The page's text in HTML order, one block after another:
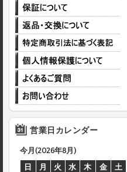
営業日カレンダー
今月(2026年8月)
日
月 火 水 木 金
土